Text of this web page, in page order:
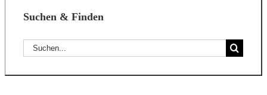
Suchen & Finden
Suche
nach: